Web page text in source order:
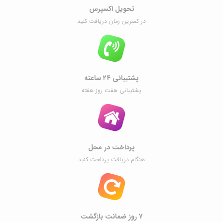
تحویل اکسپرس
در کمترین زمان دریافت کنید
پشتیبانی ۲۴ ساعته
پشتیبانی هفت روز هفته
پرداخت در محل
هنگام دریافت پرداخت کنید
۷ روز ضمانت بازگشت